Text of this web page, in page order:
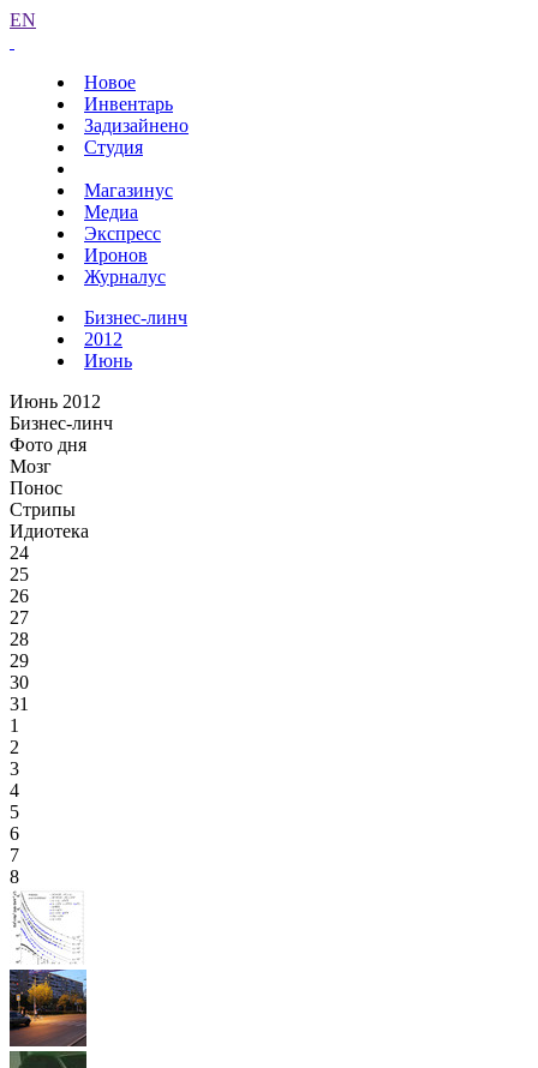
EN
Новое
Инвентарь
Задизайнено
Студия
Магазинус
Медиа
Экспресс
Иронов
Журналус
Бизнес-линч
2012
Июнь
Июнь 2012
Бизнес-линч
Фото дня
Мозг
Понос
Стрипы
Идиотека
24
25
26
27
28
29
30
31
1
2
3
4
5
6
7
8